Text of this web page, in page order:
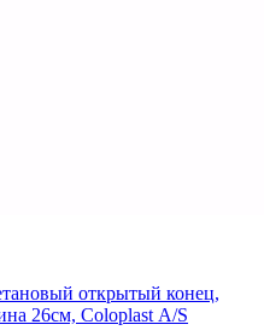
открытый конец,
26см, Coloplast А/S